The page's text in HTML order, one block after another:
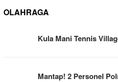
OLAHRAGA
Kula Mani Tennis
Mantap! 2 Personel